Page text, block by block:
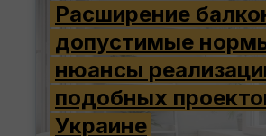
Расширение
допустимые
нюансы
подобных
Украине